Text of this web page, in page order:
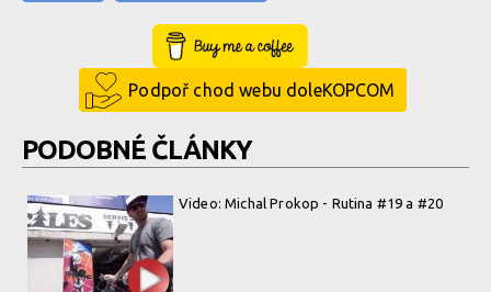
Buy Me a Coffee
Podpoř chod webu doleKOPCOM
PODOBNÉ ČLÁNKY
Video: Michal Prokop - Rutina #19 a #20